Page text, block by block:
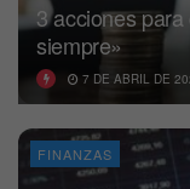
3 acciones
siempre»
7 DE ABRIL DE
FINANZAS